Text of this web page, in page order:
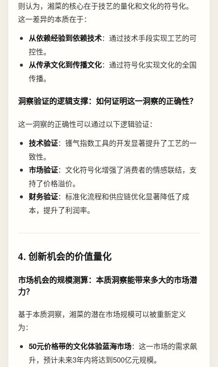
则认为，湘菜的核心在于技艺的量化和文化的符号化。
这一差异的本质在于：
从依赖经验到依赖技术：通过技术手段实现工艺的可
控性。
从传承文化到传播文化：通过符号化实现文化的全国
传播。
洞察验证的逻辑支撑：如何证明这一洞察的正确性？
这一洞察的正确性可以通过以下逻辑验证：
技术验证：镬气指数工具的开发显著提升了工艺的一
致性。
市场验证：文化符号化增强了消费者的情感联结，支
持了价格溢价。
财务验证：标准化流程和供应链优化显著降低了成
本，提升了利润率。
4. 创新机会的价值量化
市场机会的规模测算：本质洞察能带来多大的市场潜
力？
基于本质洞察，湘菜的潜在市场规模可以被重新定义
为：
50元价格带的文化体验蓝海市场：这一市场的需求飙
升，预计未来3年内将达到500亿元规模。